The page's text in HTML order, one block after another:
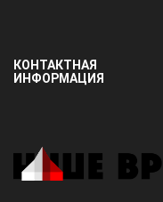
КОНТАКТНАЯ
ИНФОРМАЦИЯ